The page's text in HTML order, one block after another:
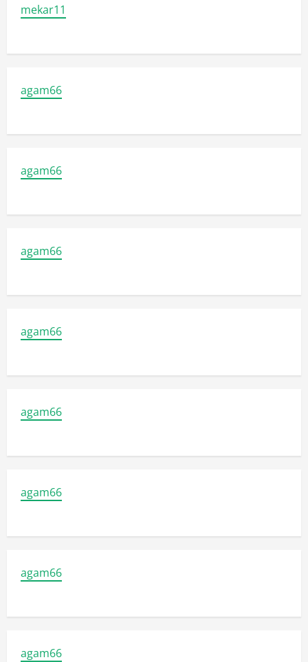
mekar11
agam66
agam66
agam66
agam66
agam66
agam66
agam66
agam66